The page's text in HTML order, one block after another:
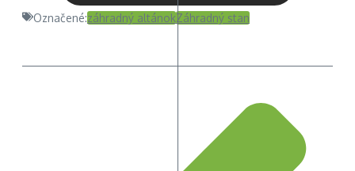
Označené:záhradný altánokZáhradný stan